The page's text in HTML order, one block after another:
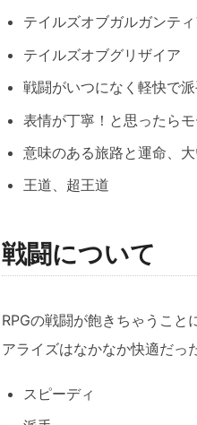
テイルズオブガルガンテ
テイルズオブグリザイア
戦闘がいつになく軽快で
表情が丁寧！と思ったら
意味のある旅路と運命、
王道、超王道
戦闘について
RPGの戦闘が飽きちゃうこ
アライズはなかなか快適だっ
スピーディ